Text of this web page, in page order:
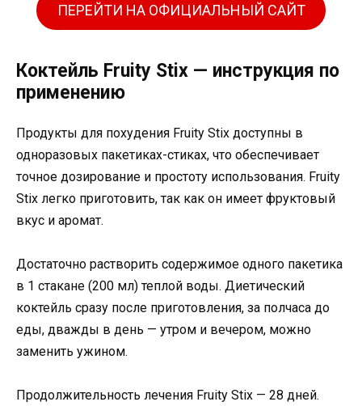
ПЕРЕЙТИ НА ОФИЦИАЛЬНЫЙ САЙТ
Коктейль Fruity Stix — инструкция по
применению
Продукты для похудения Fruity Stix доступны в
одноразовых пакетиках-стиках, что обеспечивает
точное дозирование и простоту использования. Fruity
Stix легко приготовить, так как он имеет фруктовый
вкус и аромат.
Достаточно растворить содержимое одного пакетика
в 1 стакане (200 мл) теплой воды. Диетический
коктейль сразу после приготовления, за полчаса до
еды, дважды в день — утром и вечером, можно
заменить ужином.
Продолжительность лечения Fruity Stix — 28 дней.